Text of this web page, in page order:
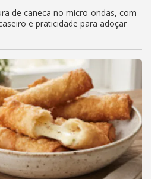
de caneca no micro-ondas, com
e praticidade para adoçar